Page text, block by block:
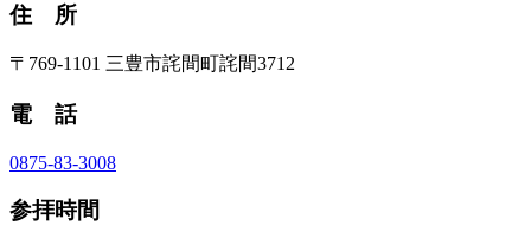
住 所
〒769-1101 三豊市詫間町詫間3712
電 話
0875-83-3008
参拝時間